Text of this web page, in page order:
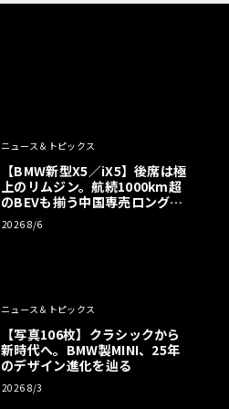
ニュース＆トピックス
【BMW新型X5／iX5】後席は極
上のリムジン。航続1000km超
のBEVも揃う中国専売ロング仕
様の全貌
2026 8/6
ニュース＆トピックス
【写真106枚】クラシックから
新時代へ。BMW製MINI、25年
のデザイン進化を辿る
2026 8/3